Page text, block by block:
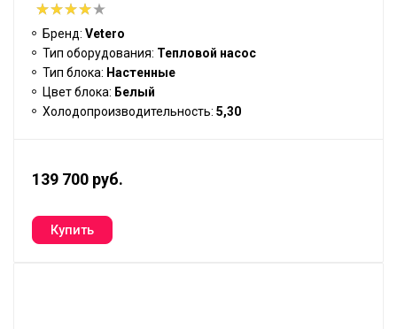
Бренд: Vetero
Тип оборудования: Тепловой насос
Тип блока: Настенные
Цвет блока: Белый
Холодопроизводительность: 5,30
139 700 руб.